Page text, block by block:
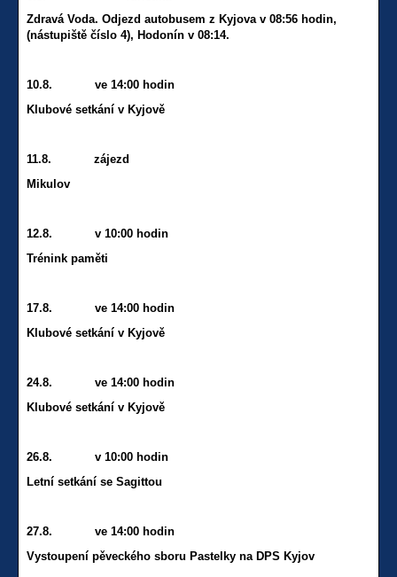
Zdravá Voda. Odjezd autobusem z Kyjova v 08:56 hodin,
(nástupiště číslo 4), Hodonín v 08:14.
10.8. ve 14:00 hodin
Klubové setkání v Kyjově
11.8. zájezd
Mikulov
12.8. v 10:00 hodin
Trénink paměti
17.8. ve 14:00 hodin
Klubové setkání v Kyjově
24.8. ve 14:00 hodin
Klubové setkání v Kyjově
26.8. v 10:00 hodin
Letní setkání se Sagittou
27.8. ve 14:00 hodin
Vystoupení pěveckého sboru Pastelky na DPS Kyjov